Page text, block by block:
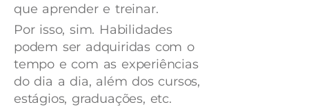
que aprender e treinar.
Por isso, sim. Habilidades
podem ser adquiridas com o
tempo e com as experiências
do dia a dia, além dos cursos,
estágios, graduações, etc.